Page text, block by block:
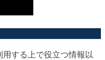
する上で役立つ情報以